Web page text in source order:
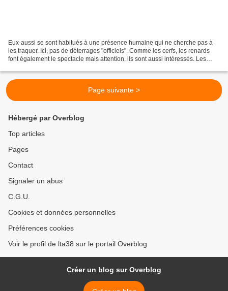
Eux-aussi se sont habitués à une présence humaine qui ne cherche pas à
les traquer. Ici, pas de déterrages "officiels". Comme les cerfs, les renards
font également le spectacle mais attention, ils sont aussi intéressés. Les
Page suivante >
Hébergé par Overblog
Top articles
Pages
Contact
Signaler un abus
C.G.U.
Cookies et données personnelles
Préférences cookies
Voir le profil de lta38 sur le portail Overblog
Créer un blog sur Overblog